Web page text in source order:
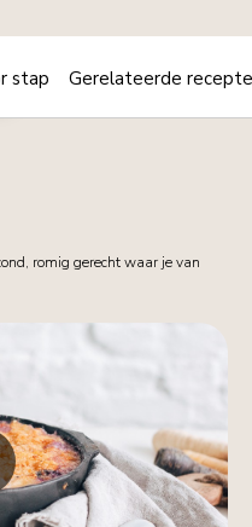
Print
Share
romig gerecht waar je van
stap Gerelateerde